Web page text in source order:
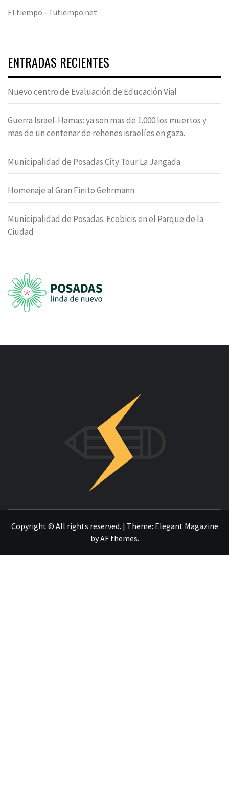
El tiempo - Tutiempo.net
ENTRADAS RECIENTES
Nuevo centro de Evaluación de Educación Vial
Guerra Israel-Hamas: ya son mas de 1.000 los muertos y
mas de un centenar de rehenes israelíes en gaza.
Municipalidad de Posadas City Tour La Jangada
Homenaje al Gran Finito Gehrmann
Municipalidad de Posadas: Ecobicis en el Parque de la
Ciudad
Copyright © All rights reserved. | Theme: Elegant Magazine
byAF themes.